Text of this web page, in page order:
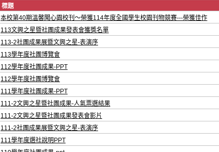
標題
本校第40期溫馨聞心園校刊～榮獲114年度全國學生校園刊物競賽---榮獲佳作
113文興之星暨社團成果發表會獲獎名單
113-2社團成果展暨文興之星-表演序
113學年度社團博覽會
112學年度社團成果-PPT
112學年度社團博覽會
111學年度社團成果-PPT
111-2文興之星暨社團成果-人氣票選結果
111-2文興之星暨社團成果發表會影片
111-2社團成果展暨文興之星-表演序
111學年度選社說明PPT